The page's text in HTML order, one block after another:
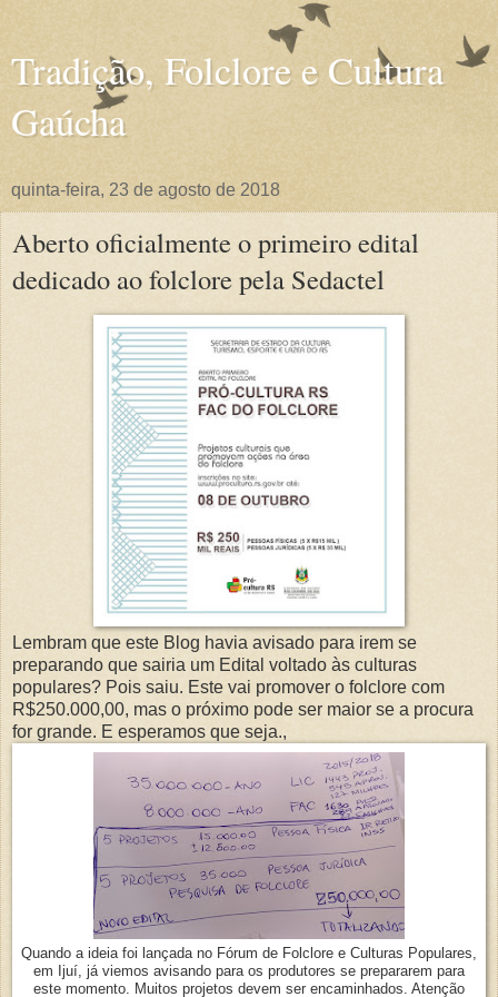
Tradição, Folclore e Cultura
Gaúcha
quinta-feira, 23 de agosto de 2018
Aberto oficialmente o primeiro edital
dedicado ao folclore pela Sedactel
Lembram que este Blog havia avisado para irem se
preparando que sairia um Edital voltado às culturas
populares? Pois saiu. Este vai promover o folclore com
R$250.000,00, mas o próximo pode ser maior se a procura
for grande. E esperamos que seja.,
Quando a ideia foi lançada no Fórum de Folclore e Culturas Populares,
em Ijuí, já viemos avisando para os produtores se prepararem para
este momento. Muitos projetos devem ser encaminhados. Atenção